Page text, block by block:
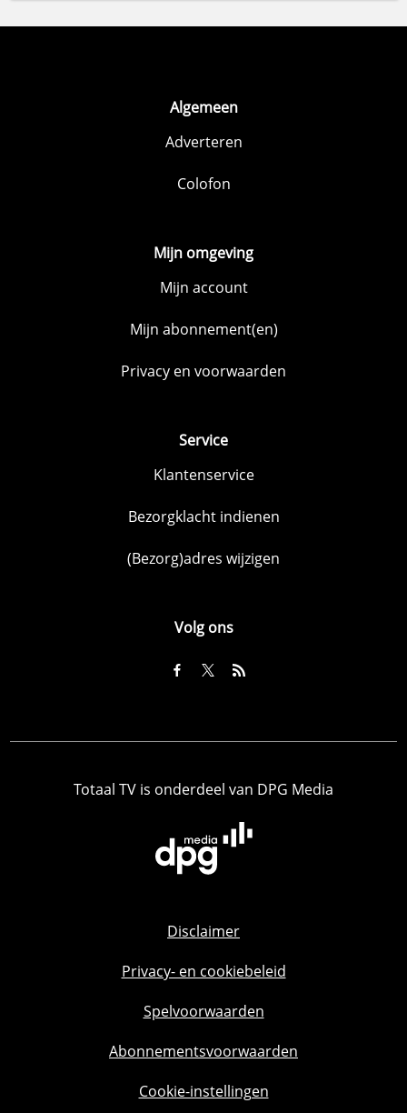
Algemeen
Adverteren
Colofon
Mijn omgeving
Mijn account
Mijn abonnement(en)
Privacy en voorwaarden
Service
Klantenservice
Bezorgklacht indienen
(Bezorg)adres wijzigen
Volg ons
Totaal TV is onderdeel van DPG Media
Disclaimer
Privacy- en cookiebeleid
Spelvoorwaarden
Abonnementsvoorwaarden
Cookie-instellingen